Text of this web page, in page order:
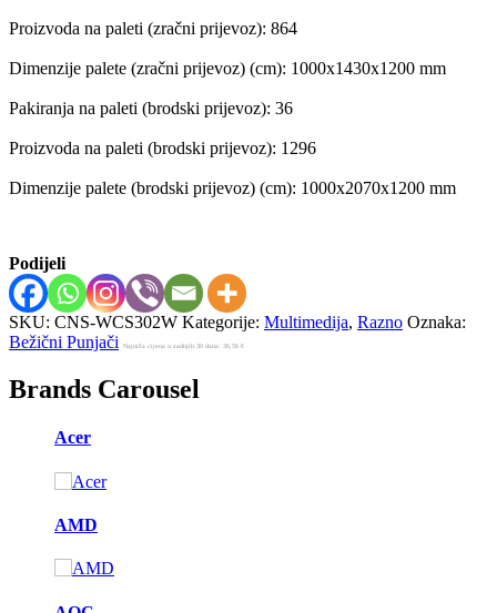
Proizvoda na paleti (zračni prijevoz): 864
Dimenzije palete (zračni prijevoz) (cm): 1000x1430x1200 mm
Pakiranja na paleti (brodski prijevoz): 36
Proizvoda na paleti (brodski prijevoz): 1296
Dimenzije palete (brodski prijevoz) (cm): 1000x2070x1200 mm
Podijeli
SKU: CNS-WCS302W Kategorije: Multimedija, Razno Oznaka:
Bežični Punjači
Najniža cijena u zadnjih 30 dana: 36,56 €
Brands Carousel
Acer
AMD